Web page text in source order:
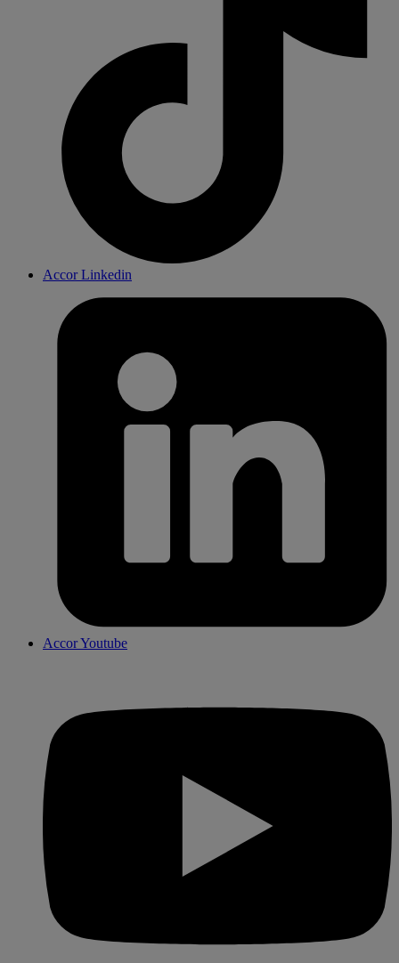
Accor Linkedin
Accor Youtube